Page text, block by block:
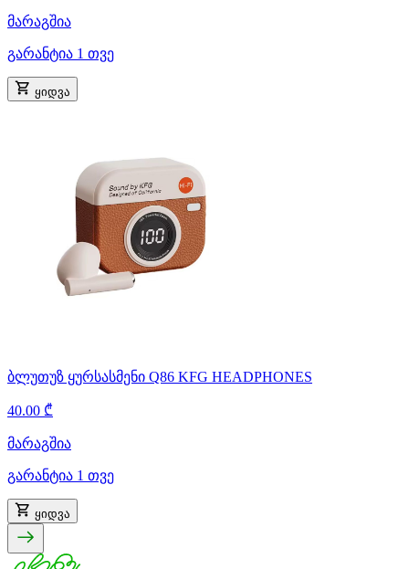
მარაგშია
გარანტია 1 თვე
ყიდვა
ბლუთუზ ყურსასმენი Q86 KFG HEADPHONES
40.00 ₾
მარაგშია
გარანტია 1 თვე
ყიდვა